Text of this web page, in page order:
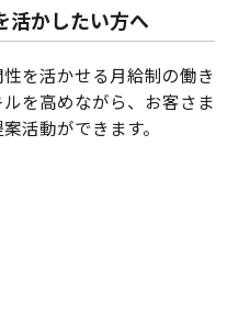
活かしたい方へ
を活かせる月給制の働き
を高めながら、お客さま
活動ができます。